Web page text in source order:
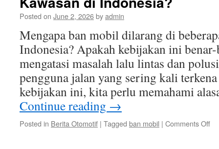
Posted on June 2, 2026byadmin
Mengapa ban mobil dilarang di
Indonesia? Apakah kebijakan ini
mengatasi masalah lalu lintas dan
pengguna jalan yang sering kali
kebijakan ini, kita perlu memahami
Continue reading →
Posted in Berita Otomotif | Tagged ban mobil | Comments Offon